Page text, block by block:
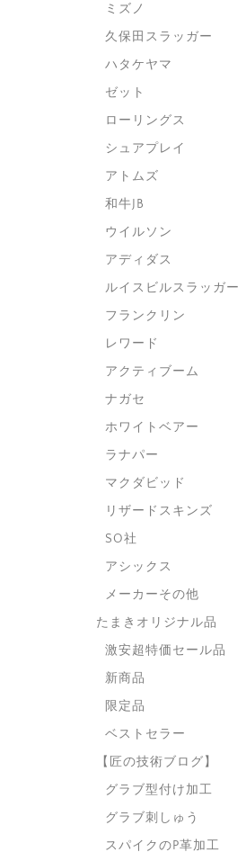
ミズノ
久保田スラッガー
ハタケヤマ
ゼット
ローリングス
シュアプレイ
アトムズ
和牛JB
ウイルソン
アディダス
ルイスビルスラッガー
フランクリン
レワード
アクティブーム
ナガセ
ホワイトベアー
ラナパー
マクダビッド
リザードスキンズ
SO社
アシックス
メーカーその他
たまきオリジナル品
激安超特価セール品
新商品
限定品
ベストセラー
【匠の技術ブログ】
グラブ型付け加工
グラブ刺しゅう
スパイクのP革加工